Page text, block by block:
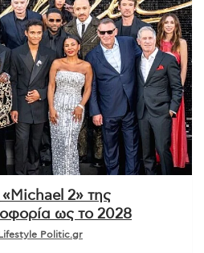
2» της
ως το 2028
Politic.gr